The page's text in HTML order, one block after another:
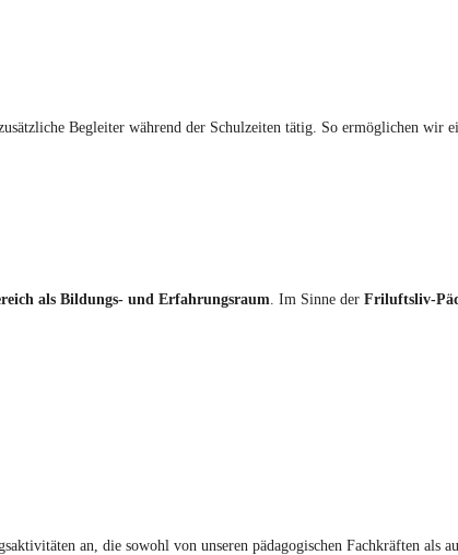
Begleiter während der Schulzeiten tätig. So ermöglichen wir
als Bildungs- und Erfahrungsraum. Im Sinne der Friluftsliv-
an, die sowohl von unseren pädagogischen Fachkräften als